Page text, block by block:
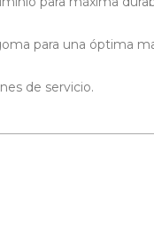
para una óptima
de servicio.